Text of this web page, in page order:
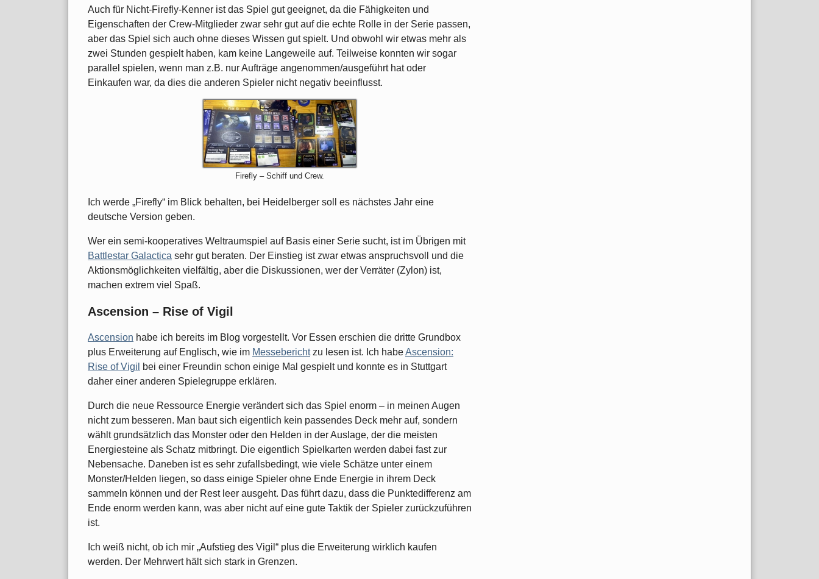
Auch für Nicht-Firefly-Kenner ist das Spiel gut geeignet, da die Fähigkeiten und
Eigenschaften der Crew-Mitglieder zwar sehr gut auf die echte Rolle in der Serie passen,
aber das Spiel sich auch ohne dieses Wissen gut spielt. Und obwohl wir etwas mehr als
zwei Stunden gespielt haben, kam keine Langeweile auf. Teilweise konnten wir sogar
parallel spielen, wenn man z.B. nur Aufträge angenommen/ausgeführt hat oder
Einkaufen war, da dies die anderen Spieler nicht negativ beeinflusst.
Firefly – Schiff und Crew.
Ich werde „Firefly“ im Blick behalten, bei Heidelberger soll es nächstes Jahr eine
deutsche Version geben.
Wer ein semi-kooperatives Weltraumspiel auf Basis einer Serie sucht, ist im Übrigen mit
Battlestar Galactica sehr gut beraten. Der Einstieg ist zwar etwas anspruchsvoll und die
Aktionsmöglichkeiten vielfältig, aber die Diskussionen, wer der Verräter (Zylon) ist,
machen extrem viel Spaß.
Ascension – Rise of Vigil
Ascension habe ich bereits im Blog vorgestellt. Vor Essen erschien die dritte Grundbox
plus Erweiterung auf Englisch, wie im Messeberichtzu lesen ist. Ich habeAscension:
Rise of Vigil
bei einer Freundin schon einige Mal gespielt und konnte es in Stuttgart
daher einer anderen Spielegruppe erklären.
Durch die neue Ressource Energie verändert sich das Spiel enorm – in meinen Augen
nicht zum besseren. Man baut sich eigentlich kein passendes Deck mehr auf, sondern
wählt grundsätzlich das Monster oder den Helden in der Auslage, der die meisten
Energiesteine als Schatz mitbringt. Die eigentlich Spielkarten werden dabei fast zur
Nebensache. Daneben ist es sehr zufallsbedingt, wie viele Schätze unter einem
Monster/Helden liegen, so dass einige Spieler ohne Ende Energie in ihrem Deck
sammeln können und der Rest leer ausgeht. Das führt dazu, dass die Punktedifferenz am
Ende enorm werden kann, was aber nicht auf eine gute Taktik der Spieler zurückzuführen
ist.
Ich weiß nicht, ob ich mir „Aufstieg des Vigil“ plus die Erweiterung wirklich kaufen
werden. Der Mehrwert hält sich stark in Grenzen.